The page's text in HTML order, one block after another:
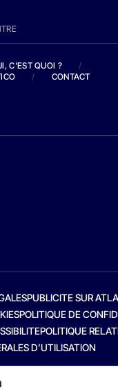
C'EST QUOI ?
/
/ CONTACT
PUBLICITE SUR
POLITIQUE DE
POLITIQUE
D’UTILISATION